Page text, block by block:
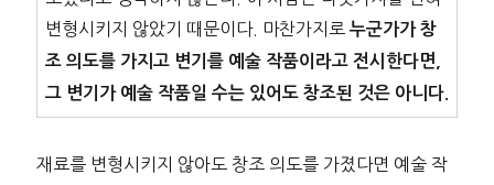
변형시키지 않았기 때문이다. 마찬가지로 누군가가 창
조 의도를 가지고 변기를 예술 작품이라고 전시한다면,
그 변기가 예술 작품일 수는 있어도 창조된 것은 아니다.
재료를 변형시키지 않아도 창조 의도를 가졌다면 예술 작